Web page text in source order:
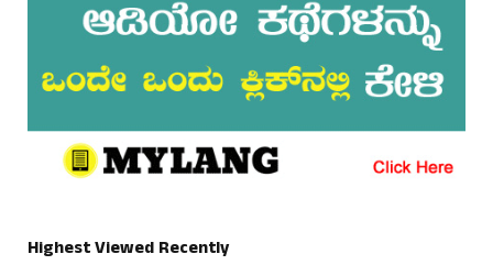
Highest Viewed Recently